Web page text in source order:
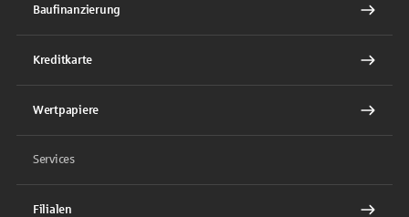
Baufinanzierung
Kreditkarte
Wertpapiere
Services
Filialen